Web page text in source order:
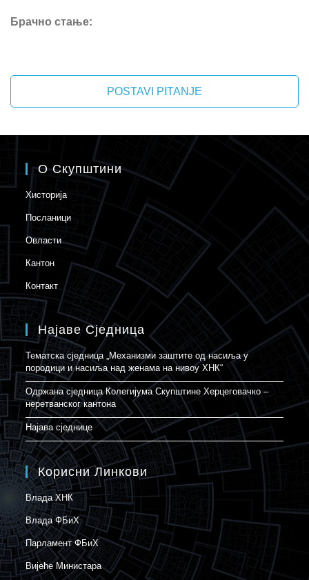
Брачно стање:
POSTAVI PITANJE
О Скупштини
Хисторија
Посланици
Овласти
Кантон
Контакт
Најаве Сједница
Тематска сједница „Механизми заштите од насиља у
породици и насиља над женама на нивоу ХНК“
Одржана сједница Колегијума Скупштине Херцеговачко –
неретванског кантона
Најава сједнице
Корисни Линкови
Влада ХНК
Влада ФБиХ
Парламент ФБиХ
Вијеће Министара